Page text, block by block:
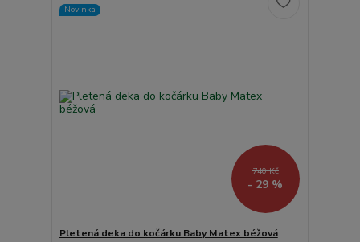
Novinka
740 Kč
- 29 %
Pletená deka do kočárku Baby Matex béžová